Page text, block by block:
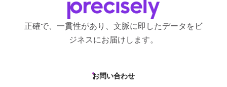
正確で、一貫性があり、文脈に即したデータをビ
ジネスにお届けします。
お問い合わせ